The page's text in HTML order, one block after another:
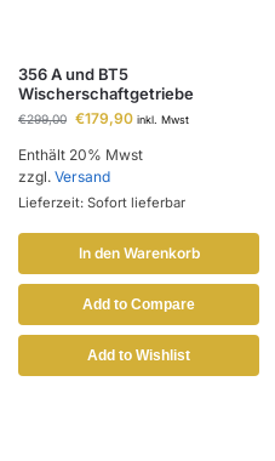
356 A und BT5
Wischerschaftgetriebe
€299,00 €179,90 inkl. Mwst
Enthält 20% Mwst
zzgl. Versand
Lieferzeit: Sofort lieferbar
In den Warenkorb
Add to Compare
Add to Wishlist